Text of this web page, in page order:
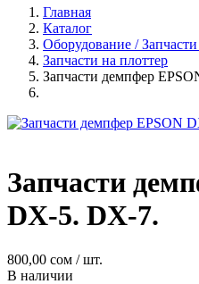
Главная
Каталог
Оборудование /
Запчасти на плоттер
Запчасти демпфер
Запчасти
DX-5. DX-7.
800,00 сом / шт.
В наличии